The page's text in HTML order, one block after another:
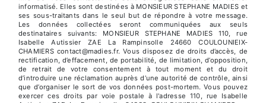
informatisé. Elles sont destinées à MONSIEUR STEPHANE MADIES et
ses sous-traitants dans le seul but de répondre à votre message.
Les données collectées seront communiquées aux seuls
destinataires suivants: MONSIEUR STEPHANE MADIES 110, rue
Isabelle Autissier ZAE La Rampinsolle 24660 COULOUNIEIX-
CHAMIERS contact@madies.fr. Vous disposez de droits d’accès, de
rectification, d’effacement, de portabilité, de limitation, d’opposition,
de retrait de votre consentement à tout moment et du droit
d’introduire une réclamation auprès d’une autorité de contrôle, ainsi
que d’organiser le sort de vos données post-mortem. Vous pouvez
exercer ces droits par voie postale à l'adresse 110, rue Isabelle